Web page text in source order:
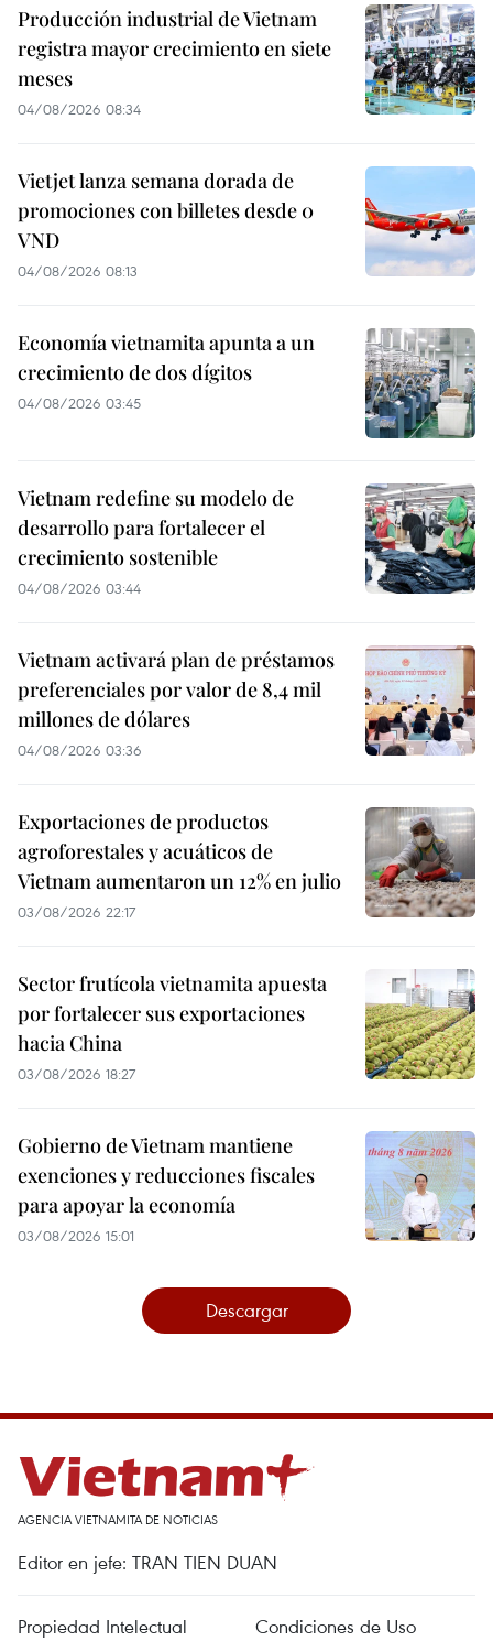
Producción industrial de Vietnam
registra mayor crecimiento en siete
meses
04/08/2026 08:34
Vietjet lanza semana dorada de
promociones con billetes desde 0
VND
04/08/2026 08:13
Economía vietnamita apunta a un
crecimiento de dos dígitos
04/08/2026 03:45
Vietnam redefine su modelo de
desarrollo para fortalecer el
crecimiento sostenible
04/08/2026 03:44
Vietnam activará plan de préstamos
preferenciales por valor de 8,4 mil
millones de dólares
04/08/2026 03:36
Exportaciones de productos
agroforestales y acuáticos de
Vietnam aumentaron un 12% en julio
03/08/2026 22:17
Sector frutícola vietnamita apuesta
por fortalecer sus exportaciones
hacia China
03/08/2026 18:27
Gobierno de Vietnam mantiene
exenciones y reducciones fiscales
para apoyar la economía
03/08/2026 15:01
Descargar
AGENCIA VIETNAMITA DE NOTICIAS
Editor en jefe: TRAN TIEN DUAN
Propiedad Intelectual Condiciones de Uso